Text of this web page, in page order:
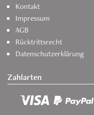
Kontakt
Impressum
AGB
Rücktrittsrecht
Datenschutzerklärung
Zahlarten